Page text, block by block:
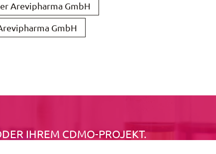
Arevipharma GmbH
GmbH
IHREM CDMO-PROJEKT.